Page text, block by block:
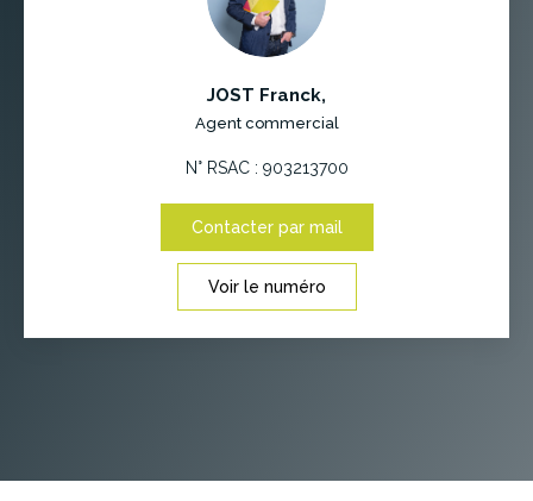
JOST Franck,
Agent commercial
N° RSAC : 903213700
Contacter par mail
Voir le numéro